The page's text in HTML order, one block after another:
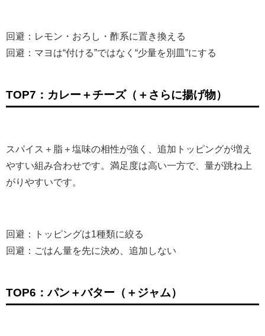
回避：レモン・おろし・酢系に置き換える
回避：マヨは“付ける”ではなく“少量を別皿”にする
TOP7：カレー＋チーズ（＋さらに揚げ物）
スパイス＋脂＋塩味の相性が強く、追加トッピングが増え
やすい組み合わせです。満足度は高い一方で、量が跳ね上
がりやすいです。
回避：トッピングは1種類に絞る
回避：ごはん量を先に決め、追加しない
TOP6：パン＋バター（＋ジャム）